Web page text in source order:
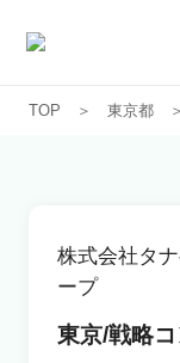
TOP 東京都
株式会社タ
ープ
東京/戦略